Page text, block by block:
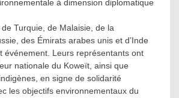
à dimension diplomatique
Turquie, de Malaisie, de la
des Émirats arabes unis et d’Inde
événement. Leurs représentants ont
nationale du Koweït, ainsi que
en signe de solidarité
les objectifs environnementaux du